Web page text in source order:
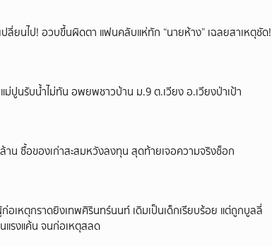
ปลี่ยนไป! อวบขึ้นผิดตา แฟนคลับแห่ทัก “นายห้าง” เฉลยสาเหตุชัด!
ปูนรับน้ำไม่ทัน อพยพชาวบ้าน ม.9 ต.เวียง อ.เวียงป่าเป้า
น ซื้อของเก่าสะสมหวังลงทุน สุดท้ายเจอความจริงช็อก
อเหตุกราดยิงเทพศิรินทร์นนท์ เดิมเป็นเด็กเรียบร้อย แต่ถูกบูลลี่
แรงแค้น จนก่อเหตุสลด